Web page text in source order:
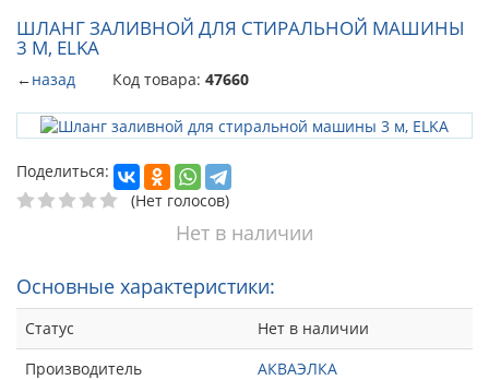
ШЛАНГ ЗАЛИВНОЙ ДЛЯ СТИРАЛЬНОЙ МАШИНЫ
3 М, ELKA
←назад Код товара: 47660
Поделиться:
(Нет голосов)
Нет в наличии
Основные характеристики:
Статус
Нет в наличии
Производитель
АКВАЭЛКА